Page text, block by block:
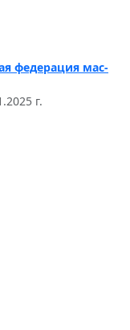
федерация мас-
г.